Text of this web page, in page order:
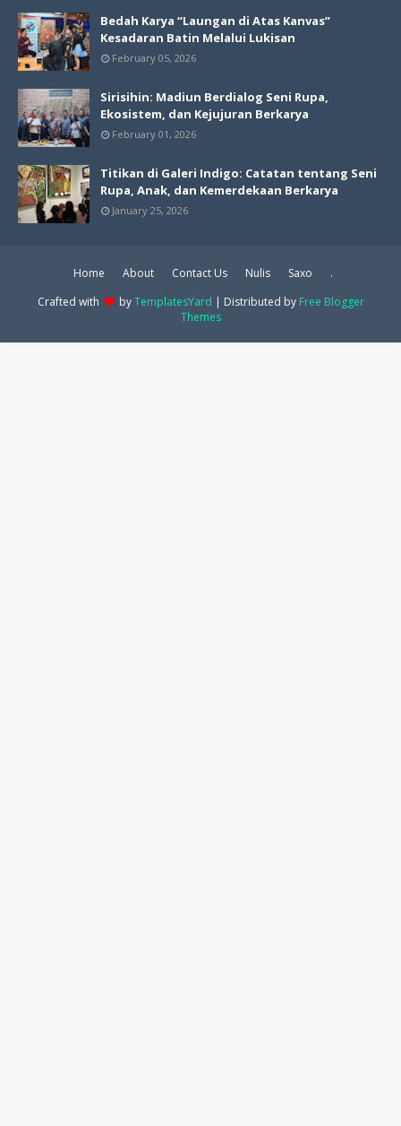
Bedah Karya “Laungan di Atas Kanvas”
Kesadaran Batin Melalui Lukisan
February 05, 2026
Sirisihin: Madiun Berdialog Seni Rupa,
Ekosistem, dan Kejujuran Berkarya
February 01, 2026
Titikan di Galeri Indigo: Catatan tentang Seni
Rupa, Anak, dan Kemerdekaan Berkarya
January 25, 2026
Home About Contact Us Nulis Saxo
.
Crafted with
byTemplatesYard | Distributed by Free Blogger
Themes